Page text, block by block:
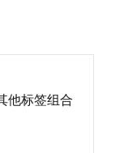
他标签组合